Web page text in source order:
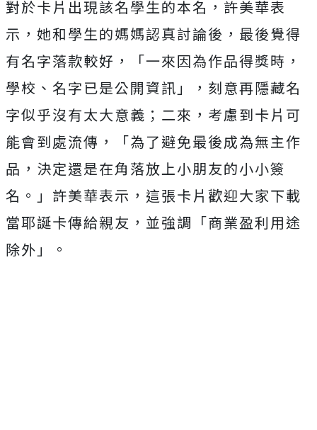
對於卡片出現該名學生的本名，許美華表
示，她和學生的媽媽認真討論後，最後覺得
有名字落款較好，「一來因為作品得獎時，
學校、名字已是公開資訊」，刻意再隱藏名
字似乎沒有太大意義；二來，考慮到卡片可
能會到處流傳，「為了避免最後成為無主作
品，決定還是在角落放上小朋友的小小簽
名。」 許美華表示，這張卡片歡迎大家下載
當耶誕卡傳給親友，並強調「商業盈利用途
除外」。